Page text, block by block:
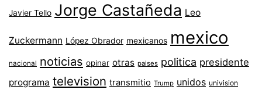
Javier Tello Jorge Castañeda Leo
Zuckermann López Obrador mexicanos mexico
nacional noticias opinar otras paises politica presidente
programa television transmitio Trump unidos univision